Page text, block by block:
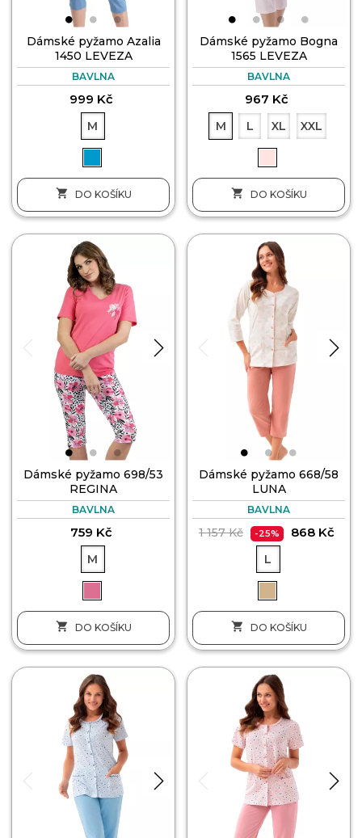
Dámské pyžamo Azalia
1450 LEVEZA
BAVLNA
999 Kč
M
 DO KOŠÍKU
Dámské pyžamo Bogna
1565 LEVEZA
BAVLNA
967 Kč
M L XL XXL
 DO KOŠÍKU
Dámské pyžamo 698/53
REGINA
BAVLNA
759 Kč
M
 DO KOŠÍKU
Dámské pyžamo 668/58
LUNA
BAVLNA
1 157 Kč -25% 868 Kč
L
 DO KOŠÍKU